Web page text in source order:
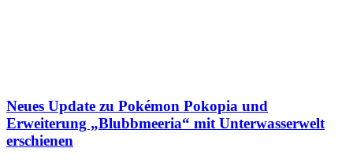
Neues Update zu Pokémon Pokopia und
Erweiterung „Blubbmeeria“ mit Unterwasserwelt
erschienen